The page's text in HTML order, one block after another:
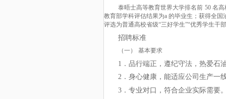
泰晤士高等教育世界大学排名前 50 名
教育部学科评估结果为a 的毕业生；获得全
评选为普通高校省级“三好学生”“优秀学生干
招聘标准
（一） 基本要求
1．品行端正，遵纪守法，热爱石
2．身心健康，能适应公司生产一
3．专业对口，符合企业实际需要